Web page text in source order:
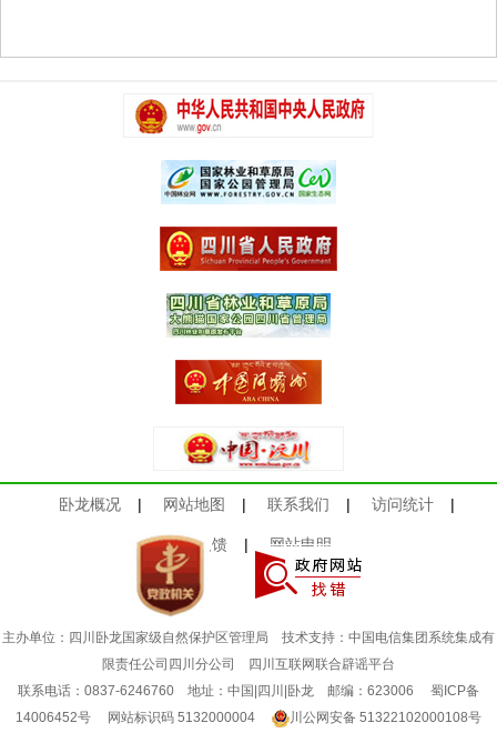
卧龙概况 | 网站地图 | 联系我们 | 访问统计 |
意见反馈 | 网站申明
主办单位：四川卧龙国家级自然保护区管理局 技术支持：中国电信集团系统集成有
限责任公司四川分公司
四川互联网联合辟谣平台
联系电话：0837-6246760 地址：中国|四川|卧龙 邮编：623006 蜀ICP备
14006452号 网站标识码 5132000004 川公网安备 51322102000108号